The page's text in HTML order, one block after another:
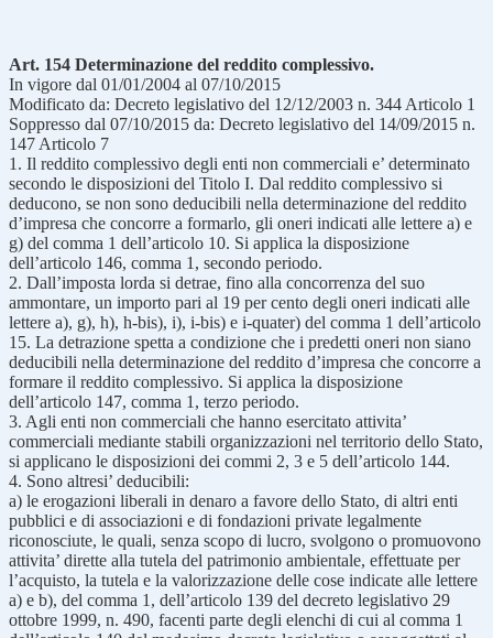
Art. 154 Determinazione del reddito complessivo.
In vigore dal 01/01/2004 al 07/10/2015
Modificato da: Decreto legislativo del 12/12/2003 n. 344 Articolo 1
Soppresso dal 07/10/2015 da: Decreto legislativo del 14/09/2015 n.
147 Articolo 7
1. Il reddito complessivo degli enti non commerciali e’ determinato
secondo le disposizioni del Titolo I. Dal reddito complessivo si
deducono, se non sono deducibili nella determinazione del reddito
d’impresa che concorre a formarlo, gli oneri indicati alle lettere a) e
g) del comma 1 dell’articolo 10. Si applica la disposizione
dell’articolo 146, comma 1, secondo periodo.
2. Dall’imposta lorda si detrae, fino alla concorrenza del suo
ammontare, un importo pari al 19 per cento degli oneri indicati alle
lettere a), g), h), h-bis), i), i-bis) e i-quater) del comma 1 dell’articolo
15. La detrazione spetta a condizione che i predetti oneri non siano
deducibili nella determinazione del reddito d’impresa che concorre a
formare il reddito complessivo. Si applica la disposizione
dell’articolo 147, comma 1, terzo periodo.
3. Agli enti non commerciali che hanno esercitato attivita’
commerciali mediante stabili organizzazioni nel territorio dello Stato,
si applicano le disposizioni dei commi 2, 3 e 5 dell’articolo 144.
4. Sono altresi’ deducibili:
a) le erogazioni liberali in denaro a favore dello Stato, di altri enti
pubblici e di associazioni e di fondazioni private legalmente
riconosciute, le quali, senza scopo di lucro, svolgono o promuovono
attivita’ dirette alla tutela del patrimonio ambientale, effettuate per
l’acquisto, la tutela e la valorizzazione delle cose indicate alle lettere
a) e b), del comma 1, dell’articolo 139 del decreto legislativo 29
ottobre 1999, n. 490, facenti parte degli elenchi di cui al comma 1